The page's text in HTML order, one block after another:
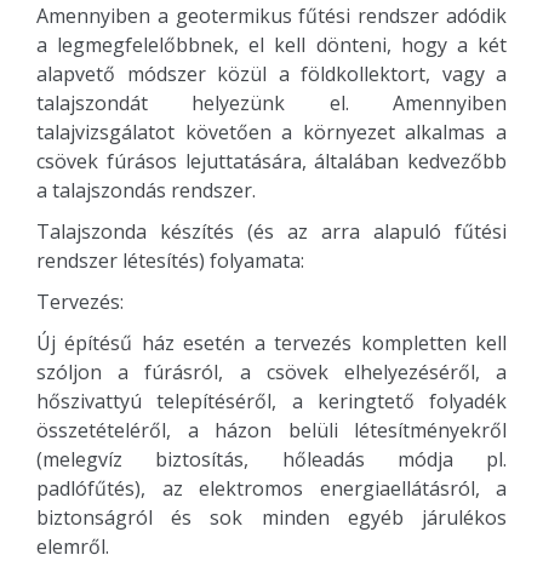
Amennyiben a geotermikus fűtési rendszer adódik
a legmegfelelőbbnek, el kell dönteni, hogy a két
alapvető módszer közül a földkollektort, vagy a
talajszondát helyezünk el. Amennyiben
talajvizsgálatot követően a környezet alkalmas a
csövek fúrásos lejuttatására, általában kedvezőbb
a talajszondás rendszer.
Talajszonda készítés (és az arra alapuló fűtési
rendszer létesítés) folyamata:
Tervezés:
Új építésű ház esetén a tervezés kompletten kell
szóljon a fúrásról, a csövek elhelyezéséről, a
hőszivattyú telepítéséről, a keringtető folyadék
összetételéről, a házon belüli létesítményekről
(melegvíz biztosítás, hőleadás módja pl.
padlófűtés), az elektromos energiaellátásról, a
biztonságról és sok minden egyéb járulékos
elemről.